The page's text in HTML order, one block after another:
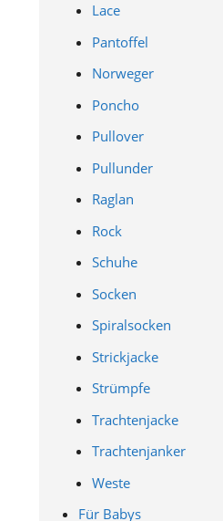
Lace
Pantoffel
Norweger
Poncho
Pullover
Pullunder
Raglan
Rock
Schuhe
Socken
Spiralsocken
Strickjacke
Strümpfe
Trachtenjacke
Trachtenjanker
Weste
Für Babys